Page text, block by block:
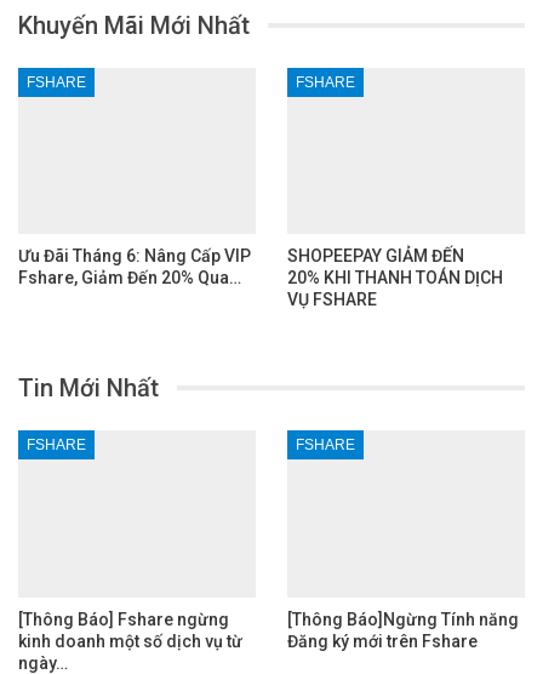
Khuyến Mãi Mới Nhất
FSHARE
Ưu Đãi Tháng 6: Nâng Cấp VIP
Fshare, Giảm Đến 20% Qua…
FSHARE
SHOPEEPAY GIẢM ĐẾN
20% KHI THANH TOÁN DỊCH
VỤ FSHARE
Tin Mới Nhất
FSHARE
[Thông Báo] Fshare ngừng
kinh doanh một số dịch vụ từ
ngày…
FSHARE
[Thông Báo]Ngừng Tính năng
Đăng ký mới trên Fshare